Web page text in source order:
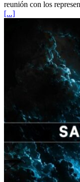
reunión con los
[...]